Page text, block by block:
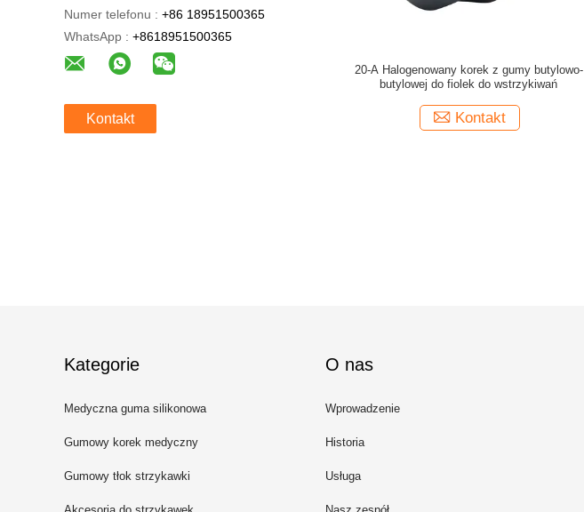
Numer telefonu : +86 18951500365
WhatsApp : +8618951500365
Kontakt
20-A Halogenowany korek z gumy butylowo-
butylowej do fiolek do wstrzykiwań
Kontakt
Kategorie
Medyczna guma silikonowa
Gumowy korek medyczny
Gumowy tłok strzykawki
O nas
Wprowadzenie
Historia
Usługa